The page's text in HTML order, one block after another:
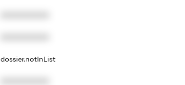
dossier.notInList